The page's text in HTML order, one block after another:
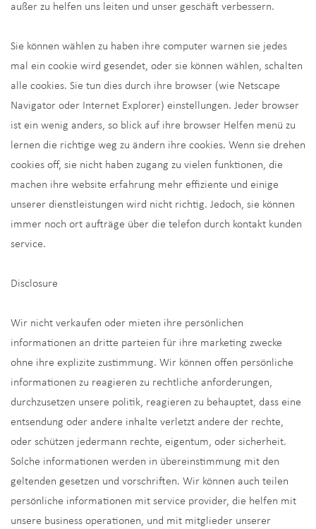
außer zu helfen uns leiten und unser geschäft verbessern.
Sie können wählen zu haben ihre computer warnen sie jedes
mal ein cookie wird gesendet, oder sie können wählen, schalten
alle cookies. Sie tun dies durch ihre browser (wie Netscape
Navigator oder Internet Explorer) einstellungen. Jeder browser
ist ein wenig anders, so blick auf ihre browser Helfen menü zu
lernen die richtige weg zu ändern ihre cookies. Wenn sie drehen
cookies off, sie nicht haben zugang zu vielen funktionen, die
machen ihre website erfahrung mehr effiziente und einige
unserer dienstleistungen wird nicht richtig. Jedoch, sie können
immer noch ort aufträge über die telefon durch kontakt kunden
service.
Disclosure
Wir nicht verkaufen oder mieten ihre persönlichen
informationen an dritte parteien für ihre marketing zwecke
ohne ihre explizite zustimmung. Wir können offen persönliche
informationen zu reagieren zu rechtliche anforderungen,
durchzusetzen unsere politik, reagieren zu behauptet, dass eine
entsendung oder andere inhalte verletzt andere der rechte,
oder schützen jedermann rechte, eigentum, oder sicherheit.
Solche informationen werden in übereinstimmung mit den
geltenden gesetzen und vorschriften. Wir können auch teilen
persönliche informationen mit service provider, die helfen mit
unsere business operationen, und mit mitglieder unserer